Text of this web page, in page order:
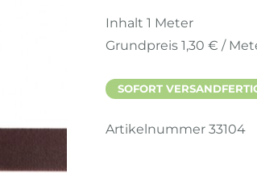
Inhalt 1 Meter
Grundpreis 1,30 € /
SOFORT
Artikelnummer 33104